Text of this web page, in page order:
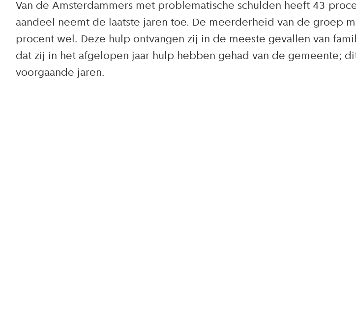
Van de Amsterdammers met problematische schulden heeft 43
aandeel neemt de laatste jaren toe. De meerderheid van de groep
procent wel. Deze hulp ontvangen zij in de meeste gevallen van
dat zij in het afgelopen jaar hulp hebben gehad van de gemeente;
voorgaande jaren.